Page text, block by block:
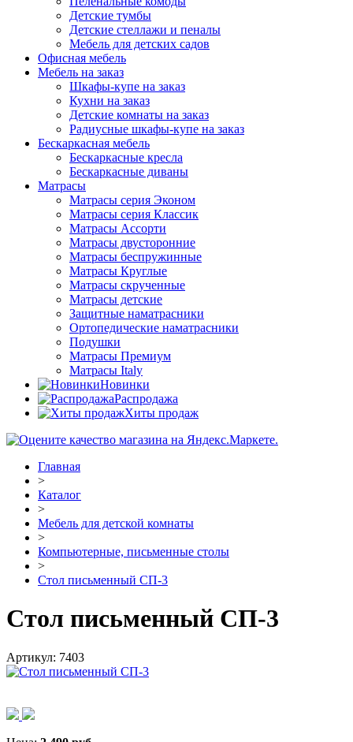
Детские тумбы
Детские стеллажи и пеналы
Мебель для детских садов
Офисная мебель
Мебель на заказ
Шкафы-купе на заказ
Кухни на заказ
Детские комнаты на заказ
Радиусные шкафы-купе на заказ
Бескаркасная мебель
Бескаркасные кресла
Бескаркасные диваны
Матрасы
Матрасы серия Эконом
Матрасы серия Классик
Матрасы Ассорти
Матрасы двусторонние
Матрасы беспружинные
Матрасы Круглые
Матрасы скрученные
Матрасы детские
Защитные наматрасники
Ортопедические наматрасники
Подушки
Матрасы Премиум
Матрасы Italy
Новинки
Распродажа
Хиты продаж
Главная
>
Каталог
>
Мебель для детской комнаты
>
Компьютерные, письменные столы
>
Стол письменный СП-3
Стол письменный СП-3
Артикул: 7403